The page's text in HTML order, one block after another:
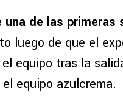
una de las primeras
luego de que el
equipo tras la
equipo azulcrema.